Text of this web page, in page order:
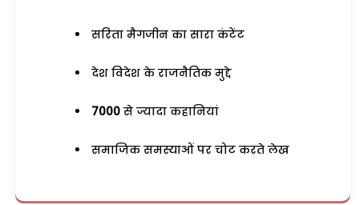
सरिता मैगजीन का सारा कंटेंट
देश विदेश के राजनैतिक मुद्दे
7000 से ज्यादा कहानियां
समाजिक समस्याओं पर चोट करते लेख